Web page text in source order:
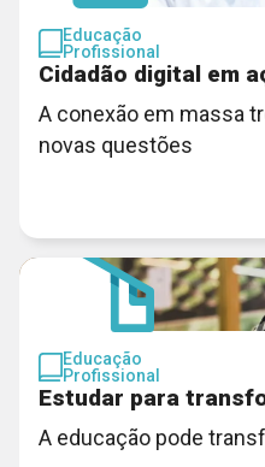
Educação
Profissional
Cidadão digital em
A conexão em massa
novas questões
Educação
Profissional
Estudar para
A educação pode